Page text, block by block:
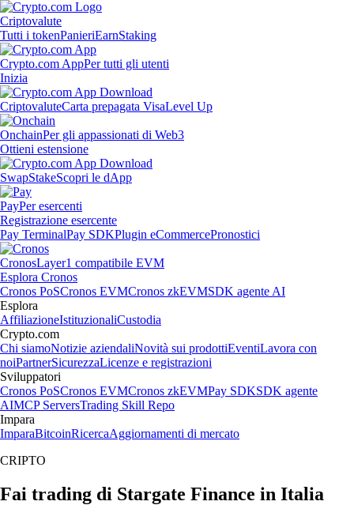
Criptovalute
Tutti i tokenPanieriEarnStaking
Crypto.com AppPer tutti gli utenti
Inizia
CriptovaluteCarta prepagata VisaLevel Up
OnchainPer gli appassionati di Web3
Ottieni estensione
SwapStakeScopri le dApp
PayPer esercenti
Registrazione esercente
Pay TerminalPay SDKPlugin eCommercePronostici
CronosLayer1 compatibile EVM
Esplora Cronos
Cronos PoSCronos EVMCronos zkEVMSDK agente AI
Esplora
AffiliazioneIstituzionaliCustodia
Crypto.com
Chi siamoNotizie aziendaliNovità sui prodottiEventiLavora con
noiPartnerSicurezzaLicenze e registrazioni
Sviluppatori
Cronos PoSCronos EVMCronos zkEVMPay SDKSDK agente
AIMCP ServersTrading Skill Repo
Impara
ImparaBitcoinRicercaAggiornamenti di mercato
CRIPTO
Fai trading di Stargate Finance in Italia